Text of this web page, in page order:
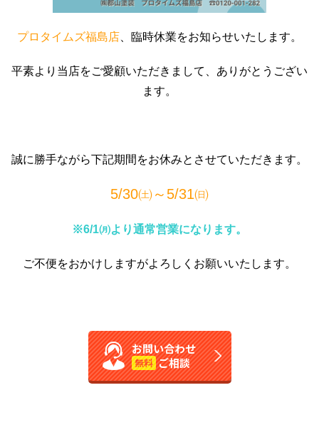
プロタイムズ福島店 、臨時休業をお知らせいたします。
平素より当店をご愛顧いただきまして、 ありがとうござい
ます。
誠に勝手ながら下記期間をお休みとさせていただきます。
5/30㈯～5/31㈰
※6/1㈪より通常営業になります。
ご不便をおかけしますがよろしくお願いいたします。
お問い合わせ
無料 ご相談